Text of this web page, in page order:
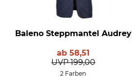
Baleno Steppmantel Audrey
ab58,51
UVP 199,00
2 Farben